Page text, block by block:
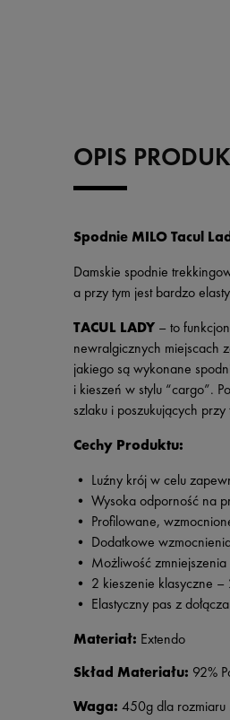
OPIS
Spodnie MILO Tacul
Damskie spodnie
a przy tym jest bardzo
TACUL LADY – to
newralgicznych miejscach
jakiego są wykonane
i kieszeń w stylu “cargo”.
szlaku i poszukujących
Cechy Produktu:
• Luźny krój w celu
• Wysoka odporność na
• Profilowane,
• Dodatkowe
• Możliwość zmniejszenia
• 2 kieszenie klasyczne –
• Elastyczny pas z
Materiał: Extendo
Skład Materiału: 92%
Waga: 450g dla rozmiaru